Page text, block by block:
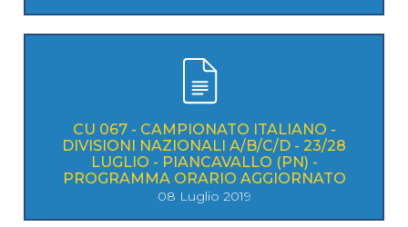
CU 067 - CAMPIONATO ITALIANO -
DIVISIONI NAZIONALI A/B/C/D - 23/28
LUGLIO - PIANCAVALLO (PN) -
PROGRAMMA ORARIO AGGIORNATO
08 Luglio 2019